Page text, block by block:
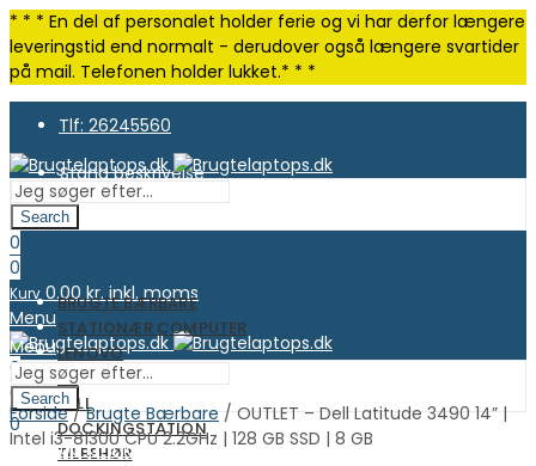
* * * En del af personalet holder ferie og vi har derfor længere
leveringstid end normalt - derudover også længere svartider
på mail. Telefonen holder lukket.* * *
Tlf: 26245560
Stand beskrivelse
Search
0
0
Kurv 0.00kr. inkl. moms
Menu
0
0
Kurv 0.00kr. inkl. moms
BRUGTE BÆRBARE
STATIONÆR COMPUTER
LENOVO
HP
DELL
DOCKINGSTATION
TILBEHØR
Menu
Search
0
Kurv 0.00kr. inkl. moms
Forside/Brugte Bærbare / OUTLET – Dell Latitude 3490 14” |
Intel i3-8130U CPU 2.2GHz | 128 GB SSD | 8 GB